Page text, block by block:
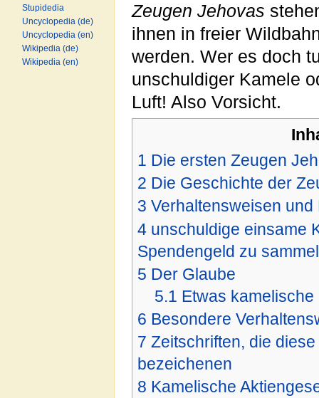
Zeugen Jehovas
ihnen in freier
werden. Wer es doch
unschuldiger Kamele
Luft! Also Vorsicht.
1 Die ersten Zeugen
2 Die Geschichte der
3 Verhaltensweisen
4 unschuldige einsame
Spendengeld zu
5 Der Glaube
5.1 Etwas
6 Besondere
7 Zeitschriften, die
bezeichenen
8 Kamelische
Stupidedia
Uncyclopedia (de)
Uncyclopedia (en)
Wikipedia (de)
Wikipedia (en)